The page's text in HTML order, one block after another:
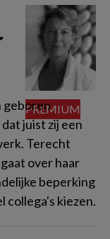
geboren
juist zij een
Terecht
over haar
beperking
collega's kiezen.